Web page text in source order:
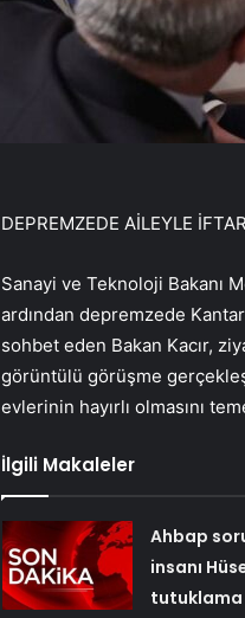
DEPREMZEDE AİLEYLE
Sanayi ve Teknoloji Bakanı
ardından depremzede
sohbet eden Bakan Kacır,
görüntülü görüşme
evlerinin hayırlı olmasını
İlgili Makaleler
Ahbap
insanı